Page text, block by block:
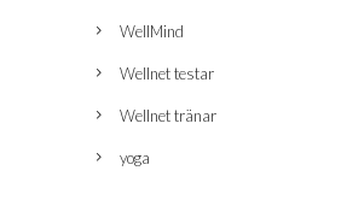
WellMind
Wellnet testar
Wellnet tränar
yoga